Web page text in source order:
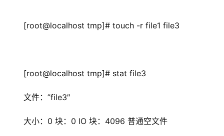
[root@localhost tmp]# touch -r file1 file3
[root@localhost tmp]# stat file3
文件：”file3″
大小：0 块：0 IO 块：4096 普通空文件